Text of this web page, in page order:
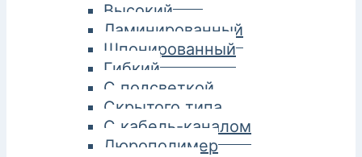
Высокий
Ламинированный
Шпонированный
Гибкий
С подсветкой
Скрытого типа
С кабель-каналом
Дюрополимер